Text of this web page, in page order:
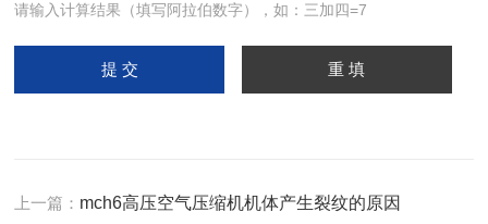
请输入计算结果（填写阿拉伯数字），如：三加四=7
上一篇： mch6高压空气压缩机机体产生裂纹的原因